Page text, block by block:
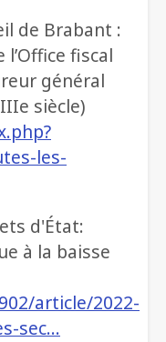
de Brabant :
fiscal
général
siècle)
les-
d'État:
à la baisse
article/2022-
sec…